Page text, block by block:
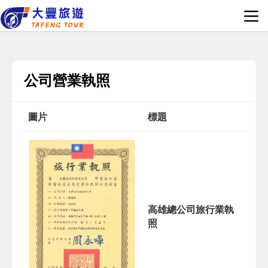
公司營業執照
圖片 標題
高雄總公司旅行業執
照